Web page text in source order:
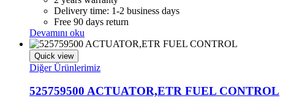
Delivery time: 1-2 business days
Free 90 days return
Devamını oku
Quick view
Diğer Ürünlerimiz
525759500 ACTUATOR,ETR FUEL CONTROL